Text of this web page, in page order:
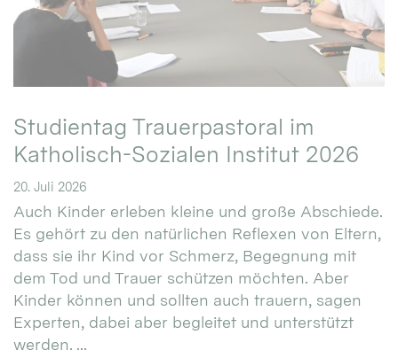
Studientag Trauerpastoral im
Katholisch-Sozialen Institut 2026
20. Juli 2026
Auch Kinder erleben kleine und große Abschiede.
Es gehört zu den natürlichen Reflexen von Eltern,
dass sie ihr Kind vor Schmerz, Begegnung mit
dem Tod und Trauer schützen möchten. Aber
Kinder können und sollten auch trauern, sagen
Experten, dabei aber begleitet und unterstützt
werden. ...